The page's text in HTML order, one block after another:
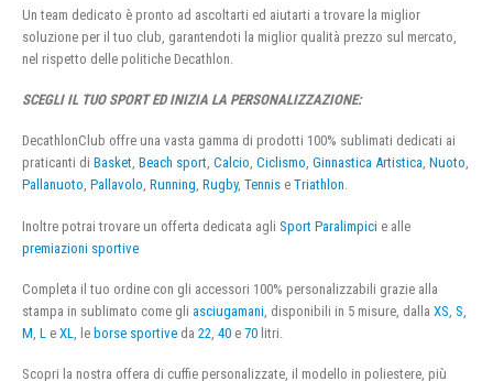
Un team dedicato è pronto ad ascoltarti ed aiutarti a trovare la miglior
soluzione per il tuo club, garantendoti la miglior qualità prezzo sul mercato,
nel rispetto delle politiche Decathlon.
SCEGLI IL TUO SPORT ED INIZIA LA PERSONALIZZAZIONE:
DecathlonClub offre una vasta gamma di prodotti 100% sublimati dedicati ai
praticanti di Basket, Beach sport, Calcio, Ciclismo, Ginnastica Artistica, Nuoto,
Pallanuoto, Pallavolo, Running, Rugby, Tennis e Triathlon.
Inoltre potrai trovare un offerta dedicata agli Sport Paralimpici e alle
premiazioni sportive
Completa il tuo ordine con gli accessori 100% personalizzabili grazie alla
stampa in sublimato come gli asciugamani , disponibili in 5 misure, dalla XS S
M L e XL , le borse sportive da 22 40 e 70 litri.
Scopri la nostra offera di cuffie personalizzate, il modello in poliestere, più